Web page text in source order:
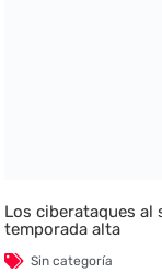
Los ciberataques
temporada alta
Sin categoría